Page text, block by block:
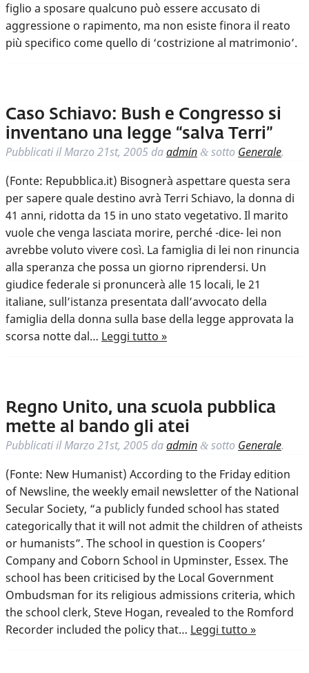
figlio a sposare qualcuno può essere accusato di
aggressione o rapimento, ma non esiste finora il reato
più specifico come quello di ‘costrizione al matrimonio’.
Caso Schiavo: Bush e Congresso si
inventano una legge “salva Terri”
Pubblicati ilMarzo 21st, 2005 daadmin & sotto Generale.
(Fonte: Repubblica.it) Bisognerà aspettare questa sera
per sapere quale destino avrà Terri Schiavo, la donna di
41 anni, ridotta da 15 in uno stato vegetativo. Il marito
vuole che venga lasciata morire, perché -dice- lei non
avrebbe voluto vivere così. La famiglia di lei non rinuncia
alla speranza che possa un giorno riprendersi. Un
giudice federale si pronuncerà alle 15 locali, le 21
italiane, sull’istanza presentata dall’avvocato della
famiglia della donna sulla base della legge approvata la
scorsa notte dal… Leggi tutto »
Regno Unito, una scuola pubblica
mette al bando gli atei
Pubblicati ilMarzo 21st, 2005 daadmin & sotto Generale.
(Fonte: New Humanist) According to the Friday edition
of Newsline, the weekly email newsletter of the National
Secular Society, “a publicly funded school has stated
categorically that it will not admit the children of atheists
or humanists”. The school in question is Coopers’
Company and Coborn School in Upminster, Essex. The
school has been criticised by the Local Government
Ombudsman for its religious admissions criteria, which
the school clerk, Steve Hogan, revealed to the Romford
Recorder included the policy that… Leggi tutto »